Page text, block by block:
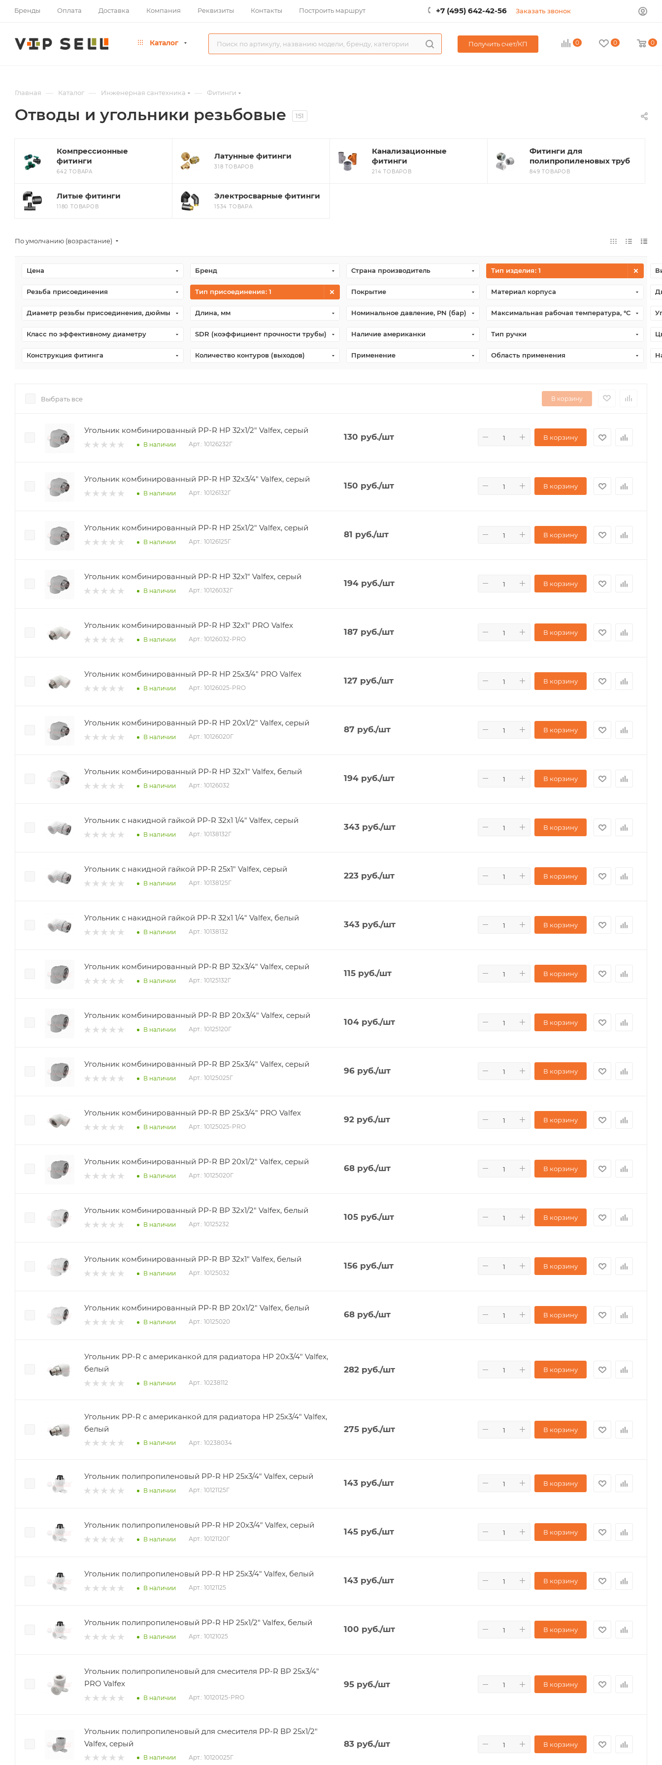
Бренды Оплата Доставка Компания Реквизиты Контакты Построить маршрут +7 (495) 642-42-56 Заказать звонок
Каталог Получить счет/КП 0 0 0
Главная — Каталог — Инженерная сантехника — Фитинги
Отводы и угольники резьбовые 151
Компрессионные
фитинги
642 ТОВАРА
Латунные фитинги
318 ТОВАРОВ
Канализационные
фитинги
214 ТОВАРОВ
Фитинги для
полипропиленовых труб
849 ТОВАРОВ
Литые фитинги
1180 ТОВАРОВ
Электросварные фитинги
1534 ТОВАРА
По умолчанию (возрастание)
Цена Бренд Страна производитель Тип изделия: 1
Резьба присоединения Тип присоединения: 1 Покрытие Материал корпуса
Диаметр резьбы присоединения, дюймы Длина, мм Номинальное давление, PN (бар) Максимальная рабочая температура, °С
Класс по эффективному диаметру SDR (коэффициент прочности трубы) Наличие американки Тип ручки
Конструкция фитинга Количество контуров (выходов) Применение Область применения
Выбрать все В корзину
Угольник комбинированный PP-R НР 32х1/2" Valfex, серый
В наличии Арт.: 10126232Г
130 руб./шт В корзину
Угольник комбинированный PP-R НР 32х3/4" Valfex, серый
В наличии Арт.: 10126132Г
150 руб./шт В корзину
Угольник комбинированный PP-R НР 25х1/2" Valfex, серый
В наличии Арт.: 10126125Г
81 руб./шт В корзину
Угольник комбинированный PP-R НР 32х1" Valfex, серый
В наличии Арт.: 10126032Г
194 руб./шт В корзину
Угольник комбинированный PP-R НР 32х1" PRO Valfex
В наличии Арт.: 10126032-PRO
187 руб./шт В корзину
Угольник комбинированный PP-R НР 25х3/4" PRO Valfex
В наличии Арт.: 10126025-PRO
127 руб./шт В корзину
Угольник комбинированный PP-R НР 20х1/2" Valfex, серый
В наличии Арт.: 10126020Г
87 руб./шт В корзину
Угольник комбинированный PP-R НР 32х1" Valfex, белый
В наличии Арт.: 10126032
194 руб./шт В корзину
Угольник с накидной гайкой PP-R 32х1 1/4" Valfex, серый
В наличии Арт.: 10138132Г
343 руб./шт В корзину
Угольник с накидной гайкой PP-R 25х1" Valfex, серый
В наличии Арт.: 10138125Г
223 руб./шт В корзину
Угольник с накидной гайкой PP-R 32х1 1/4" Valfex, белый
В наличии Арт.: 10138132
343 руб./шт В корзину
Угольник комбинированный PP-R ВР 32х3/4" Valfex, серый
В наличии Арт.: 10125132Г
115 руб./шт В корзину
Угольник комбинированный PP-R ВР 20х3/4" Valfex, серый
В наличии Арт.: 10125120Г
104 руб./шт В корзину
Угольник комбинированный PP-R ВР 25х3/4" Valfex, серый
В наличии Арт.: 10125025Г
96 руб./шт В корзину
Угольник комбинированный PP-R ВР 25х3/4" PRO Valfex
В наличии Арт.: 10125025-PRO
92 руб./шт В корзину
Угольник комбинированный PP-R ВР 20х1/2" Valfex, серый
В наличии Арт.: 10125020Г
68 руб./шт В корзину
Угольник комбинированный PP-R ВР 32х1/2" Valfex, белый
В наличии Арт.: 10125232
105 руб./шт В корзину
Угольник комбинированный PP-R ВР 32х1" Valfex, белый
В наличии Арт.: 10125032
156 руб./шт В корзину
Угольник комбинированный PP-R ВР 20х1/2" Valfex, белый
В наличии Арт.: 10125020
68 руб./шт В корзину
Угольник PP-R с американкой для радиатора НР 20х3/4" Valfex,
белый
В наличии Арт.: 10238112
282 руб./шт В корзину
Угольник PP-R с американкой для радиатора НР 25х3/4" Valfex,
белый
В наличии Арт.: 10238034
275 руб./шт В корзину
Угольник полипропиленовый PP-R НР 25х3/4" Valfex, серый
В наличии Арт.: 10121125Г
143 руб./шт В корзину
Угольник полипропиленовый PP-R НР 20х3/4" Valfex, серый
В наличии Арт.: 10121120Г
145 руб./шт В корзину
Угольник полипропиленовый PP-R НР 25х3/4" Valfex, белый
В наличии Арт.: 10121125
143 руб./шт В корзину
Угольник полипропиленовый PP-R НР 25х1/2" Valfex, белый
В наличии Арт.: 10121025
100 руб./шт В корзину
Угольник полипропиленовый для смесителя PP-R ВР 25х3/4"
PRO Valfex
В наличии Арт.: 10120125-PRO
95 руб./шт В корзину
Угольник полипропиленовый для смесителя PP-R ВР 25х1/2"
Valfex, серый
В наличии Арт.: 10120025Г
83 руб./шт В корзину